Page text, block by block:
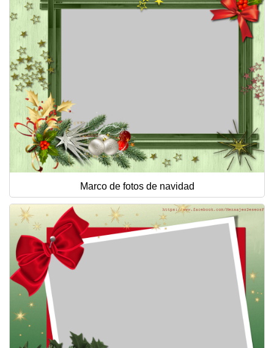
Marco de fotos de navidad